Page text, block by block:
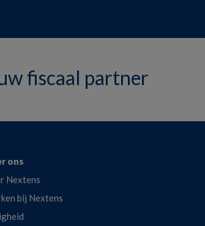
fiscaal partner
ons
Nextens
bij Nextens